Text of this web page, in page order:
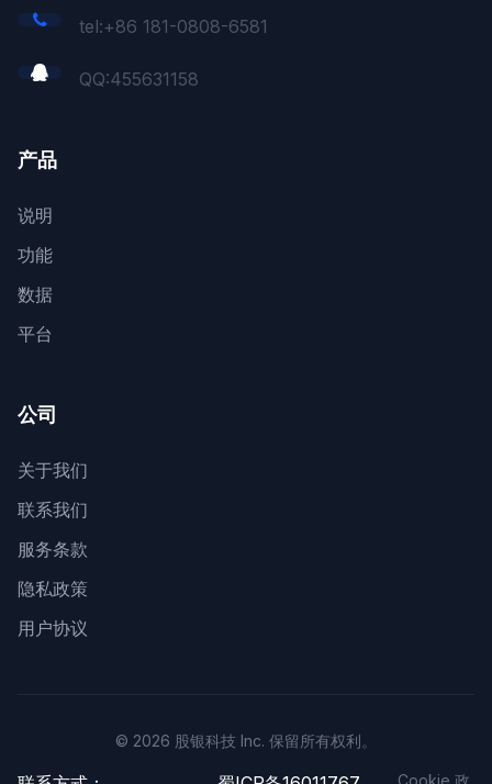
tel:+86 181-0808-6581
QQ:455631158
产品
说明
功能
数据
平台
公司
关于我们
联系我们
服务条款
隐私政策
用户协议
© 2026 股银科技 Inc. 保留所有权利。
Cookie 政